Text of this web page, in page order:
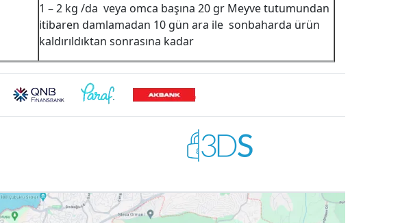
1 – 2 kg /da veya omca başına 20 gr Meyve tutumundan
itibaren damlamadan 10 gün ara ile sonbaharda ürün
kaldırıldıktan sonrasına kadar